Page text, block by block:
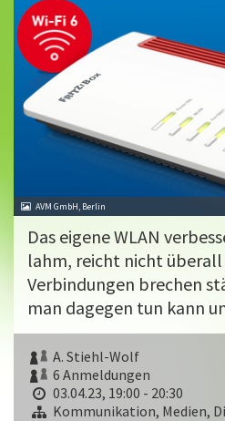
AVM GmbH, Berlin
Das eigene WLAN
lahm, reicht nicht überall
Verbindungen brechen
man dagegen tun kann
A. Stiehl-Wolf
6 Anmeldungen
03.04.23, 19:00 - 20:30
Kommunikation, Medien,